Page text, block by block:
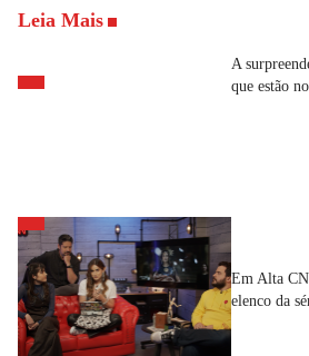
Leia Mais
A
que estão
Em Alta
elenco da